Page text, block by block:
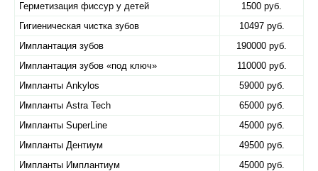
Герметизация фиссур у детей
1500 руб.
Гигиеническая чистка зубов
10497 руб.
Имплантация зубов
190000 руб.
Имплантация зубов «под ключ»
110000 руб.
Импланты Ankylos
59000 руб.
Импланты Astra Tech
65000 руб.
Импланты SuperLine
45000 руб.
Импланты Дентиум
49500 руб.
Импланты Имплантиум
45000 руб.